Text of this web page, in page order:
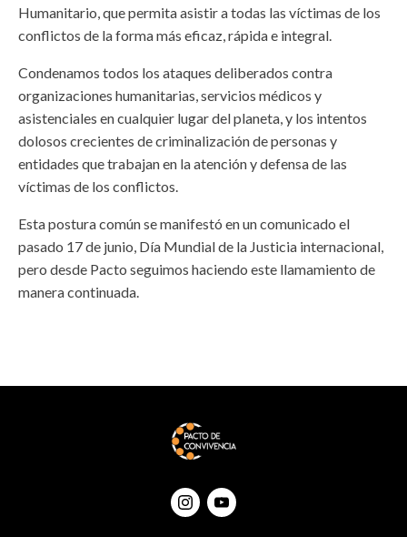
Humanitario, que permita asistir a todas las víctimas de los
conflictos de la forma más eficaz, rápida e integral.
Condenamos todos los ataques deliberados contra
organizaciones humanitarias, servicios médicos y
asistenciales en cualquier lugar del planeta, y los intentos
dolosos crecientes de criminalización de personas y
entidades que trabajan en la atención y defensa de las
víctimas de los conflictos.
Esta postura común se manifestó en un comunicado el
pasado 17 de junio, Día Mundial de la Justicia internacional,
pero desde Pacto seguimos haciendo este llamamiento de
manera continuada.